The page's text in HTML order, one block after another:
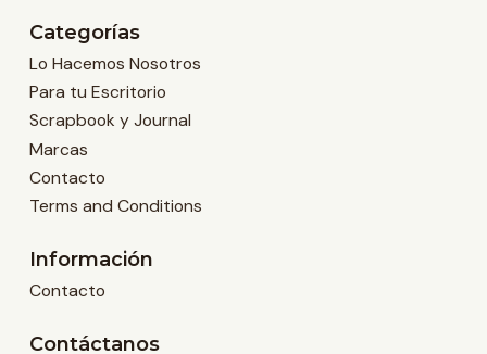
Categorías
Lo Hacemos Nosotros
Para tu Escritorio
Scrapbook y Journal
Marcas
Contacto
Terms and Conditions
Información
Contacto
Contáctanos